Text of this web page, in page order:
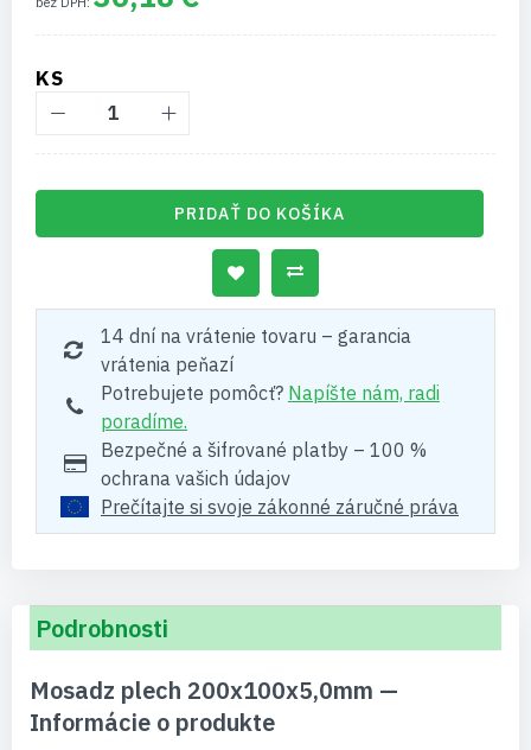
KS
PRIDAŤ DO KOŠÍKA
14 dní na vrátenie tovaru – garancia
vrátenia peňazí
Potrebujete pomôcť? Napíšte nám, radi
poradíme.
Bezpečné a šifrované platby – 100 %
ochrana vašich údajov
Prečítajte si svoje zákonné záručné práva
Podrobnosti
Mosadz plech 200x100x5,0mm —
Informácie o produkte